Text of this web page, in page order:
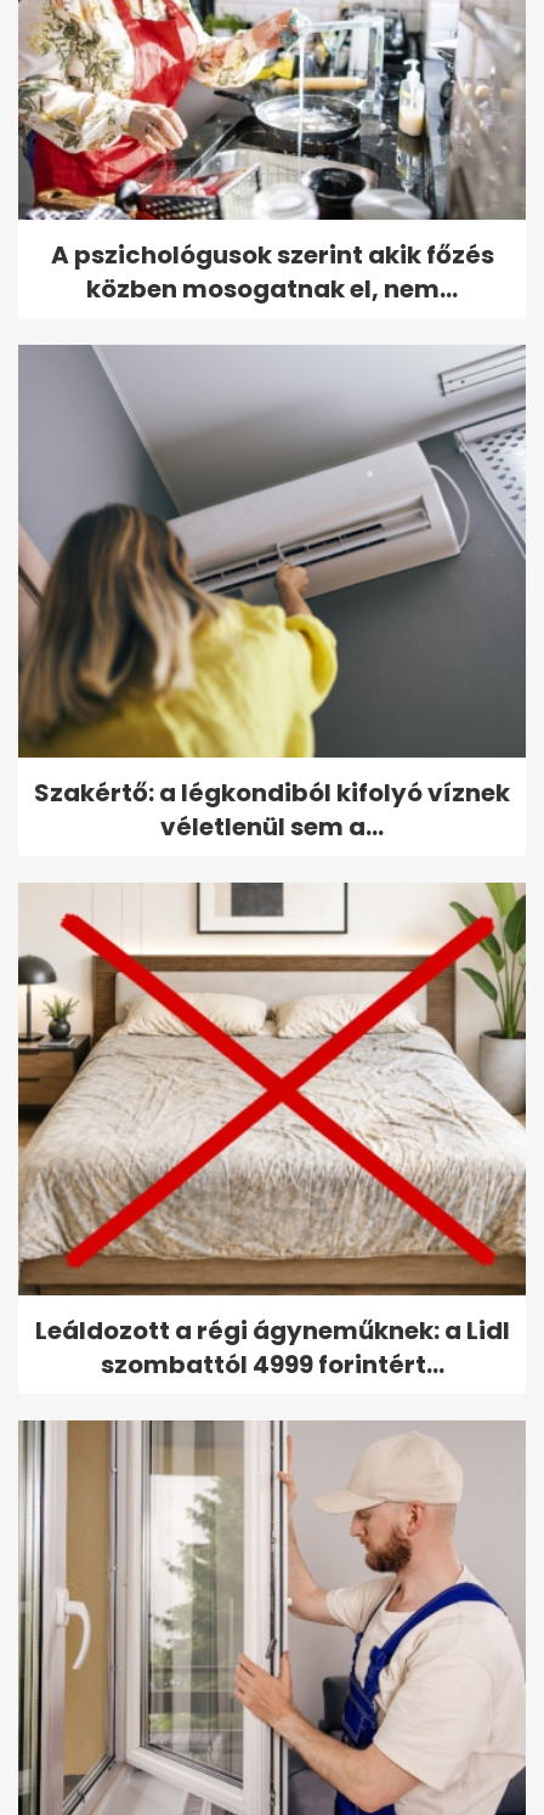
A pszichológusok szerint akik főzés
közben mosogatnak el, nem...
Szakértő: a légkondiból kifolyó víznek
véletlenül sem a...
Leáldozott a régi ágyneműknek: a Lidl
szombattól 4999 forintért...